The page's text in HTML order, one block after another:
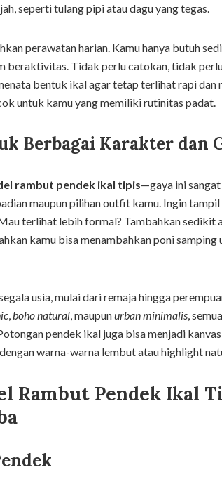
seperti tulang pipi atau dagu yang tegas.
perawatan harian. Kamu hanya butuh
beraktivitas. Tidak perlu catokan, tidak
bentuk ikal agar tetap terlihat rapi dan
untuk kamu yang memiliki rutinitas padat.
Berbagai Karakter dan
rambut pendek ikal tipis—gaya ini
maupun pilihan outfit kamu. Ingin
terlihat lebih formal? Tambahkan sedikit
kamu bisa menambahkan poni
usia, mulai dari remaja hingga
,boho natural, maupunurban minimalis,
pendek ikal juga bisa menjadi
warna-warna lembut atau highlight
Rambut Pendek Ikal